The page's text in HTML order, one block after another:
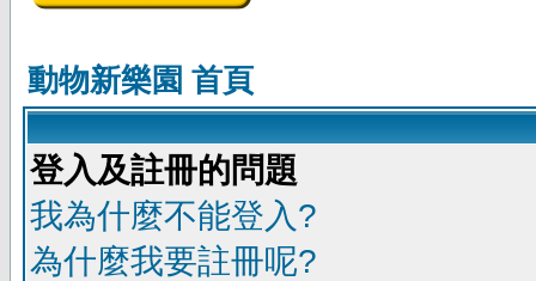
動物新樂園 首頁
登入及註冊的問題
我為什麼不能登入?
為什麼我要註冊呢?